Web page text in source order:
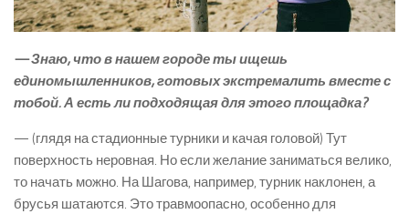
— Знаю, что в нашем городе ты ищешь
единомышленников, готовых экстремалить вместе с
тобой. А есть ли подходящая для этого площадка?
— (глядя на стадионные турники и качая головой) Тут
поверхность неровная. Но если желание заниматься велико,
то начать можно. На Шагова, например, турник наклонен, а
брусья шатаются. Это травмоопасно, особенно для